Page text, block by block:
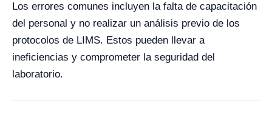
Los errores comunes incluyen la falta de capacitación
del personal y no realizar un análisis previo de los
protocolos de LIMS. Estos pueden llevar a
ineficiencias y comprometer la seguridad del
laboratorio.